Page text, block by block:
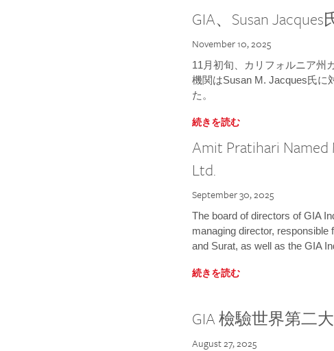
GIA、Susan
November 10, 2025
11月初旬、カリフォルニア州
機関はSusan M. Jacques氏に
た。
続きを読む
Amit Pratihari
Ltd.
September 30, 2025
The board of directors of GIA
managing director, responsible
and Surat, as well as the GIA
続きを読む
GIA 檢驗世界第二
August 27, 2025